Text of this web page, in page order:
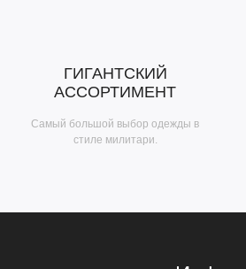
ГИГАНТСКИЙ
АССОРТИМЕНТ
Самый большой выбор одежды в
стиле милитари.